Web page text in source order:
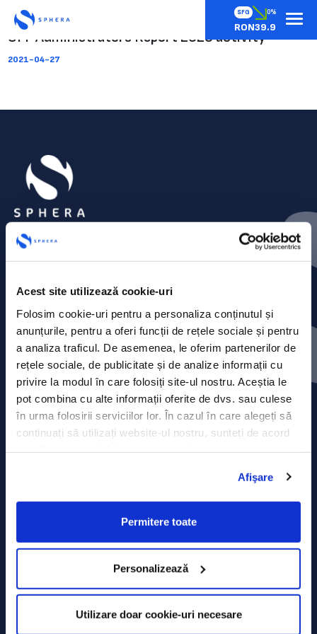
Acest site utilizează cookie-uri
Folosim cookie-uri pentru a personaliza conținutul și
anunțurile, pentru a oferi funcții de rețele sociale și pentru
a analiza traficul. De asemenea, le oferim partenerilor de
rețele sociale, de publicitate și de analize informații cu
privire la modul în care folosiți site-ul nostru. Aceștia le
pot combina cu alte informații oferite de dvs. sau culese
în urma folosirii serviciilor lor. În cazul în care alegeți să
continuați să utilizați website-ul nostru, sunteți de acord
Afişare
Permitere toate
Personalizează
Utilizare doar cookie-uri necesare
SFG 0%
RON39.9
CFF Administrators Report 2020 activity
2021-04-27
Press releases
Privacy Policy
Contact
Data Processing policy
Cookie policy